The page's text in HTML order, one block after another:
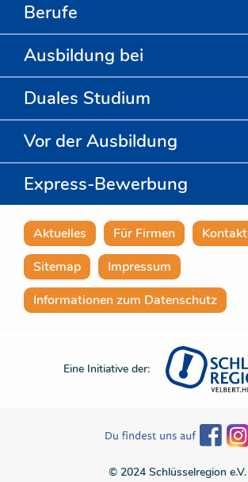
Berufe
Ausbildung bei
Duales Studium
Vor der Ausbildung
Express-Bewerbung
Aktuelles Für Firmen
Kontakt
Sitemap
Impressum
Informationen zum Datenschutz
Eine Initiative der:
© 2024 Schlüsselregion e.V.